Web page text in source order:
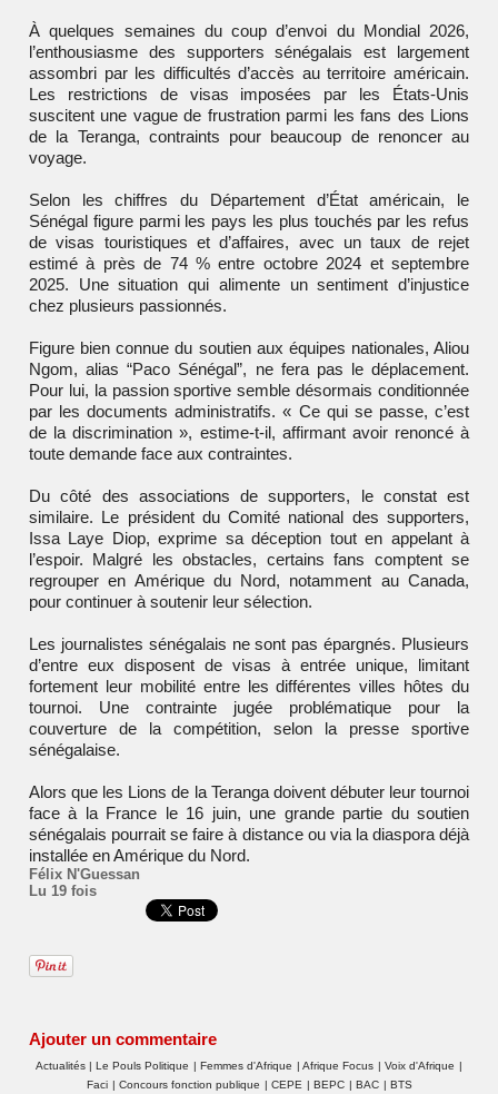
À quelques semaines du coup d’envoi du Mondial 2026,
l’enthousiasme des supporters sénégalais est largement
assombri par les difficultés d’accès au territoire américain.
Les restrictions de visas imposées par les États-Unis
suscitent une vague de frustration parmi les fans des Lions
de la Teranga, contraints pour beaucoup de renoncer au
voyage.
Selon les chiffres du Département d’État américain, le
Sénégal figure parmi les pays les plus touchés par les refus
de visas touristiques et d’affaires, avec un taux de rejet
estimé à près de 74 % entre octobre 2024 et septembre
2025. Une situation qui alimente un sentiment d’injustice
chez plusieurs passionnés.
Figure bien connue du soutien aux équipes nationales, Aliou
Ngom, alias “Paco Sénégal”, ne fera pas le déplacement.
Pour lui, la passion sportive semble désormais conditionnée
par les documents administratifs. « Ce qui se passe, c’est
de la discrimination », estime-t-il, affirmant avoir renoncé à
toute demande face aux contraintes.
Du côté des associations de supporters, le constat est
similaire. Le président du Comité national des supporters,
Issa Laye Diop, exprime sa déception tout en appelant à
l’espoir. Malgré les obstacles, certains fans comptent se
regrouper en Amérique du Nord, notamment au Canada,
pour continuer à soutenir leur sélection.
Les journalistes sénégalais ne sont pas épargnés. Plusieurs
d’entre eux disposent de visas à entrée unique, limitant
fortement leur mobilité entre les différentes villes hôtes du
tournoi. Une contrainte jugée problématique pour la
couverture de la compétition, selon la presse sportive
sénégalaise.
Alors que les Lions de la Teranga doivent débuter leur tournoi
face à la France le 16 juin, une grande partie du soutien
sénégalais pourrait se faire à distance ou via la diaspora déjà
installée en Amérique du Nord.
Félix N'Guessan
Lu 19 fois
Ajouter un commentaire
Actualités | Le Pouls Politique | Femmes d'Afrique | Afrique Focus | Voix d'Afrique |
Faci | Concours fonction publique | CEPE | BEPC | BAC | BTS